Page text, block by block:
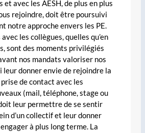
et avec les AESH, de plus en plus
rejoindre, doit être poursuivi
notre approche envers les PE.
les collègues, quelles qu’en
sont des moments privilégiés
nos mandats valoriser nos
donner envie de rejoindre la
prise de contact avec les
(mail, téléphone, stage ou
leur permettre de se sentir
d’un collectif et leur donner
engager à plus long terme. La